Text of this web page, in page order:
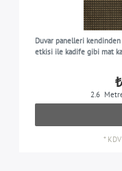
Duvar panelleri kendinden
etkisi ile kadife gibi mat
2.6
*